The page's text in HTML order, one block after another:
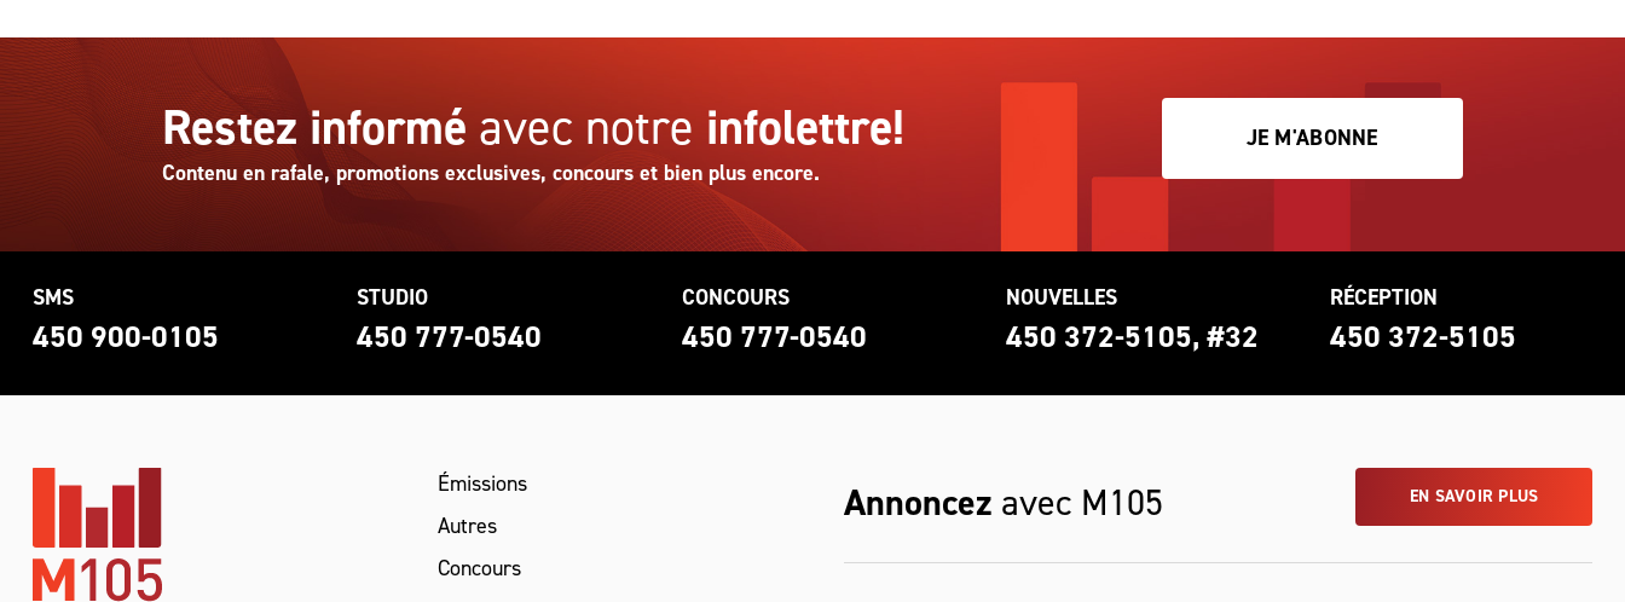
Restez informé avec notre infolettre!
Contenu en rafale, promotions exclusives, concours et bien plus encore.
JE M'ABONNE
SMS
450 900-0105
STUDIO
450 777-0540
CONCOURS
450 777-0540
NOUVELLES
450 372-5105, #32
RÉCEPTION
450 372-5105
Émissions
Autres
Concours
Annoncez avec M105 EN SAVOIR PLUS